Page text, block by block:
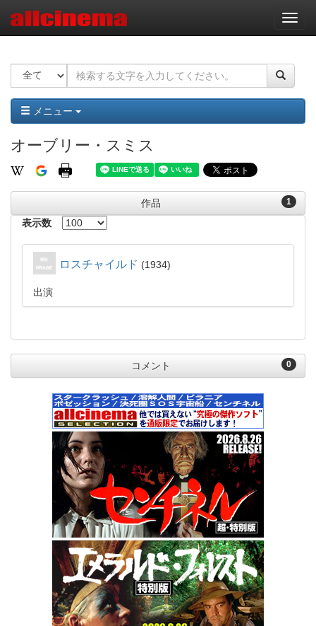
ナ
ビ
ー
ョ
ン
メニュー
オーブリー・スミス
1
作品
表示数
ロスチャイルド 1934
出演
0
コメント